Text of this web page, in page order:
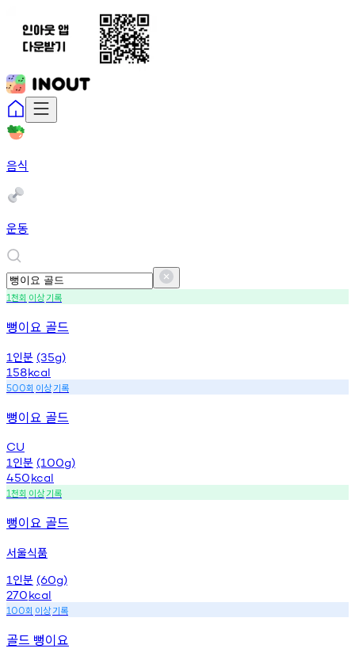
음식
운동
1천회 이상기록
뻥이요 골드
1 인분 (35g)
158kcal
500회 이상기록
뻥이요 골드
CU
1 인분 (100g)
450kcal
1천회 이상기록
뻥이요 골드
서울식품
1 인분 (60g)
270kcal
100회 이상기록
골드 뻥이요